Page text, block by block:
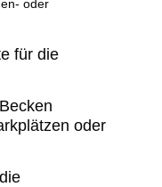
für die
oder